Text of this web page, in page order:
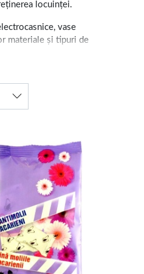
locuinței.
vase
materiale și tipuri de
pentru vase,
Selecția
iar produsele